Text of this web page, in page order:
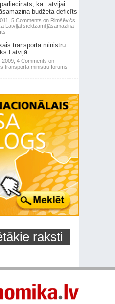
ka Latvijai
budžeta deficīts
5 Comments on Rimšēvičs
Latvijai steidzami jāsamazina
transporta ministru
Latvijā
4 Comments on
transporta ministru forums
raksti